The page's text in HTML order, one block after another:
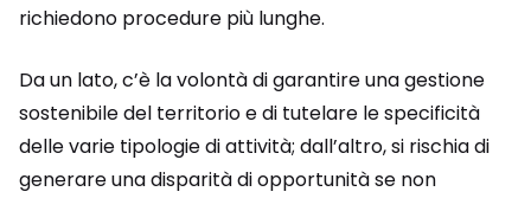
richiedono procedure più lunghe.
Da un lato, c’è la volontà di garantire una gestione
sostenibile del territorio e di tutelare le specificità
delle varie tipologie di attività; dall’altro, si rischia di
generare una disparità di opportunità se non